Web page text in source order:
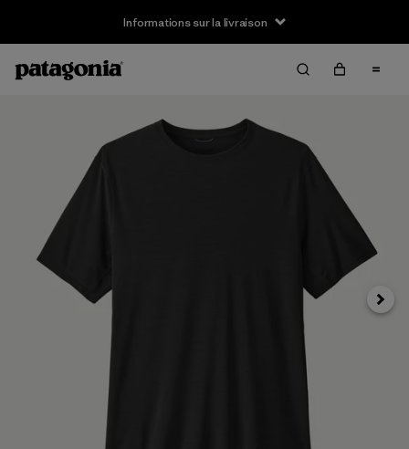
Informations sur la livraison